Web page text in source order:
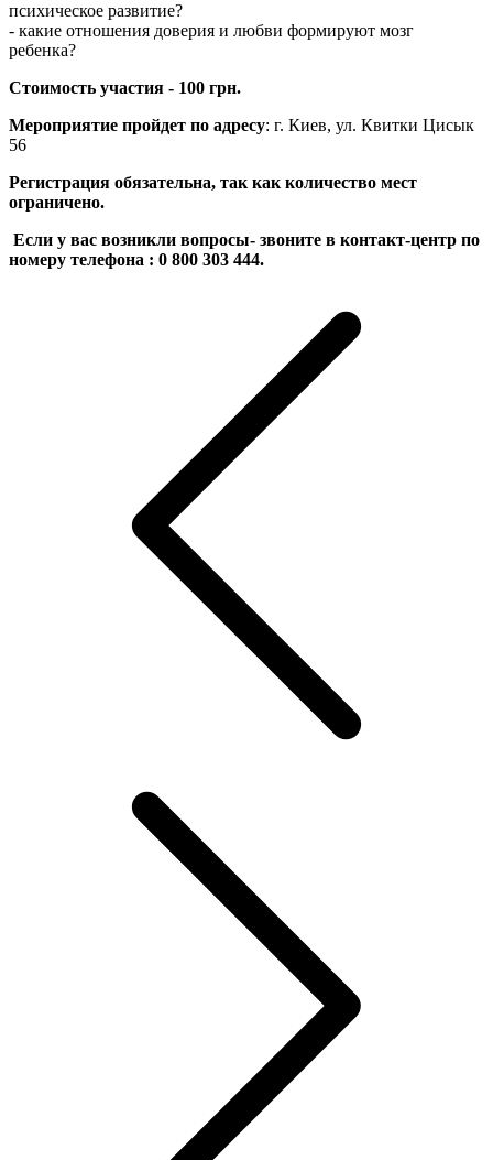
психическое развитие?
- какие отношения доверия и любви формируют мозг
ребенка?
Стоимость участия - 100 грн.
Мероприятие пройдет по адресу: г. Киев, ул. Квитки Цисык
56
Регистрация обязательна, так как количество мест
ограничено.
Если у вас возникли вопросы- звоните в контакт-центр по
номеру телефона : 0 800 303 444.